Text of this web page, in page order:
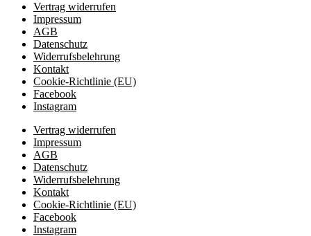
Vertrag widerrufen
Impressum
AGB
Datenschutz
Widerrufsbelehrung
Kontakt
Cookie-Richtlinie (EU)
Facebook
Instagram
Vertrag widerrufen
Impressum
AGB
Datenschutz
Widerrufsbelehrung
Kontakt
Cookie-Richtlinie (EU)
Facebook
Instagram